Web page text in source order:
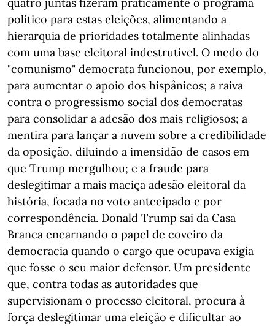
político para estas eleições, alimentando a
hierarquia de prioridades totalmente alinhadas
com uma base eleitoral indestrutível. O medo do
"comunismo" democrata funcionou, por exemplo,
para aumentar o apoio dos hispânicos; a raiva
contra o progressismo social dos democratas
para consolidar a adesão dos mais religiosos; a
mentira para lançar a nuvem sobre a credibilidade
da oposição, diluindo a imensidão de casos em
que Trump mergulhou; e a fraude para
deslegitimar a mais maciça adesão eleitoral da
história, focada no voto antecipado e por
correspondência. Donald Trump sai da Casa
Branca encarnando o papel de coveiro da
democracia quando o cargo que ocupava exigia
que fosse o seu maior defensor. Um presidente
que, contra todas as autoridades que
supervisionam o processo eleitoral, procura à
força deslegitimar uma eleição e dificultar ao